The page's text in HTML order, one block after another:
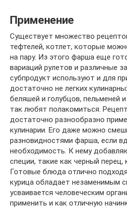
Применение
Существует множество
тефтелей, котлет, которые
на пару. Из этого фарша еще
вариаций рулетов и различные
субпродукт используют и для
достаточно не легких
беляшей и голубцов, пельменей
так любят полакомиться.
достаточно разнообразно
кулинарии. Его даже можно
разновидностями фарша, если
необходимость. К нему
специи, такие как черный перец,
Готовые блюда отлично
курица обладает незаменимым
усваивается человеческим
применить и как отличную